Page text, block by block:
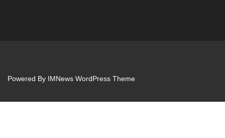
Powered By IMNews WordPress Theme